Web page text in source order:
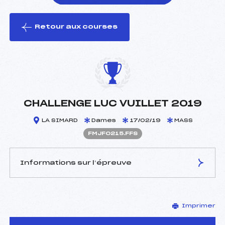
le ski
Retour aux courses
CHALLENGE LUC VUILLET 2019
LA SIMARD Dames 17/02/19 MASS
FMJF0215.FFS
Informations sur l’épreuve
LEYDER CECILE (MJ)
D.T Adjoint :
–
Imprimer